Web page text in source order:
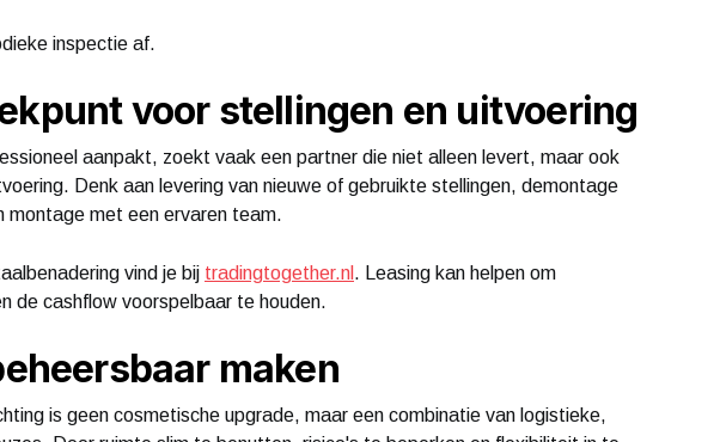
inspectie af.
voor stellingen en uitvoering
aanpakt, zoekt vaak een partner die niet alleen levert, maar ook
Denk aan levering van nieuwe of gebruikte stellingen, demontage
montage met een ervaren team.
vind je bij tradingtogether.nl . Leasing kan helpen om
de cashflow voorspelbaar te houden.
maken
is geen cosmetische upgrade, maar een combinatie van logistieke,